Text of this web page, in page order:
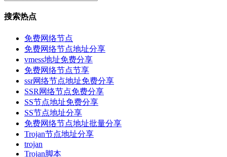
搜索热点
免费网络节点
免费网络节点地址分享
vmess地址免费分享
免费网络节点节享
ssr网络节点地址免费分享
SSR网络节点免费分享
SS节点地址免费分享
SS节点地址分享
免费网络节点地址批量分享
Trojan节点地址分享
trojan
Trojan脚本